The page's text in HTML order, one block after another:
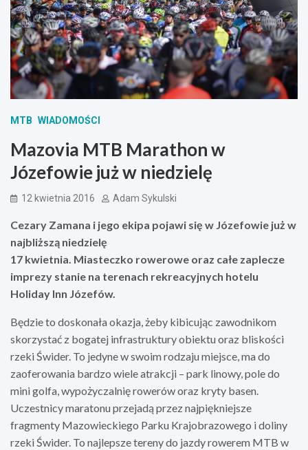
MTB WIADOMOŚCI
Mazovia MTB Marathon w
Józefowie już w niedzielę
12 kwietnia 2016 Adam Sykulski
Cezary Zamana i jego ekipa pojawi się w Józefowie już w
najbliższą niedzielę
17 kwietnia. Miasteczko rowerowe oraz całe zaplecze
imprezy stanie na terenach rekreacyjnych hotelu
Holiday Inn Józefów.
Będzie to doskonała okazja, żeby kibicując zawodnikom
skorzystać z bogatej infrastruktury obiektu oraz bliskości
rzeki Świder. To jedyne w swoim rodzaju miejsce, ma do
zaoferowania bardzo wiele atrakcji – park linowy, pole do
mini golfa, wypożyczalnię rowerów oraz kryty basen.
Uczestnicy maratonu przejadą przez najpiękniejsze
fragmenty Mazowieckiego Parku Krajobrazowego i doliny
rzeki Świder. To najlepsze tereny do jazdy rowerem MTB w